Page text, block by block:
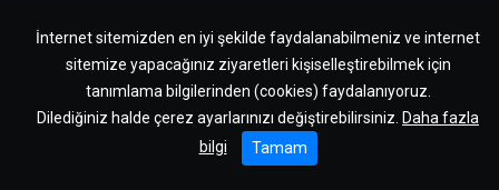
İnternet sitemizden en iyi şekilde faydalanabilmeniz ve internet
sitemize yapacağınız ziyaretleri kişiselleştirebilmek için
tanımlama bilgilerinden (cookies) faydalanıyoruz.
Dilediğiniz halde çerez ayarlarınızı değiştirebilirsiniz. Daha fazla
bilgi
Tamam